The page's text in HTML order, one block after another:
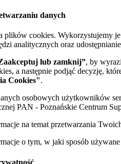
danych
plików cookies. Wykorzystujemy
analitycznych oraz
lub zamknij”, by
a następnie podjąć decyzję,
Cookies".
osobowych użytkowników
PAN - Poznańskie Centrum
na temat przetwarzania
o tym, w jaki sposób